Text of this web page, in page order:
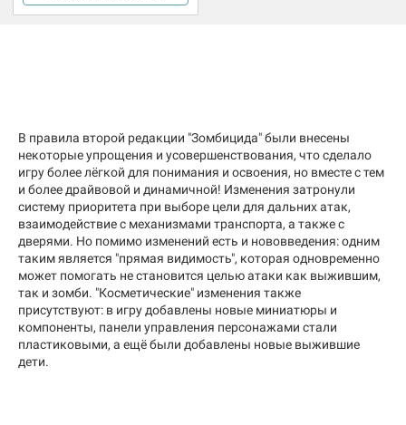
В правила второй редакции "Зомбицида" были внесены
некоторые упрощения и усовершенствования, что сделало
игру более лёгкой для понимания и освоения, но вместе с тем
и более драйвовой и динамичной! Изменения затронули
систему приоритета при выборе цели для дальних атак,
взаимодействие с механизмами транспорта, а также с
дверями. Но помимо изменений есть и нововведения: одним
таким является "прямая видимость", которая одновременно
может помогать не становится целью атаки как выжившим,
так и зомби. "Косметические" изменения также
присутствуют: в игру добавлены новые миниатюры и
компоненты, панели управления персонажами стали
пластиковыми, а ещё были добавлены новые выжившие
дети.